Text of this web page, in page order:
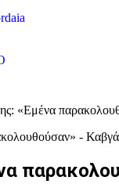
«Εμένα